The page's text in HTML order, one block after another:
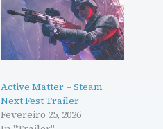
Active Matter – Steam
Next Fest Trailer
Fevereiro 25, 2026